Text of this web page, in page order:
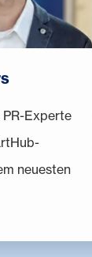
Experte
neuesten